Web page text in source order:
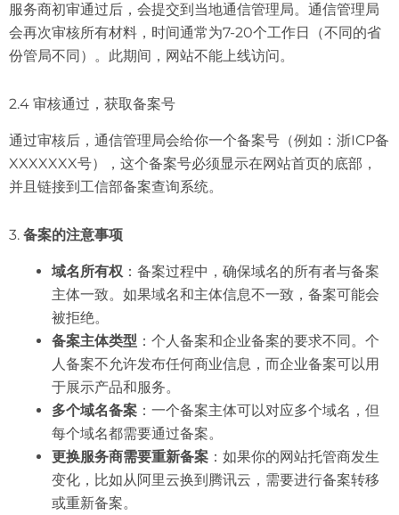
服务商初审通过后，会提交到当地通信管理局。通信管理局
会再次审核所有材料，时间通常为7-20个工作日（不同的省
份管局不同）。此期间，网站不能上线访问。
2.4 审核通过，获取备案号
通过审核后，通信管理局会给你一个备案号（例如：浙ICP备
XXXXXXX号），这个备案号必须显示在网站首页的底部，
并且链接到工信部备案查询系统。
3. 备案的注意事项
域名所有权 ：备案过程中，确保域名的所有者与备案
主体一致。如果域名和主体信息不一致，备案可能会
被拒绝。
备案主体类型 ：个人备案和企业备案的要求不同。个
人备案不允许发布任何商业信息，而企业备案可以用
于展示产品和服务。
多个域名备案 ：一个备案主体可以对应多个域名，但
每个域名都需要通过备案。
更换服务商需要重新备案 ：如果你的网站托管商发生
变化，比如从阿里云换到腾讯云，需要进行备案转移
或重新备案。